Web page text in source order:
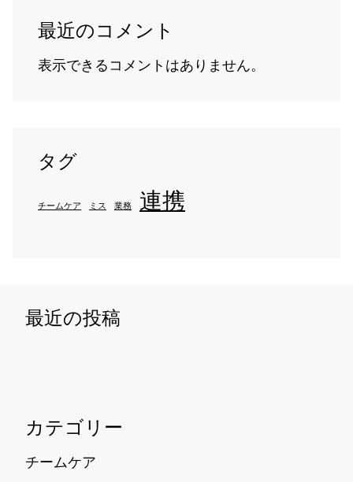
最近のコメント
表示できるコメントはありません。
タグ
チームケア ミス 業務 連携
最近の投稿
カテゴリー
チームケア